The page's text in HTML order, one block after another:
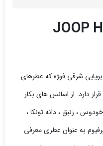
JOOP
گروه بویایی شرقی فوژه که عطرهای
دارد. از اسانس های بکار
، زنبق ، دانه تونکا ،
به عنوان عطری معرفی